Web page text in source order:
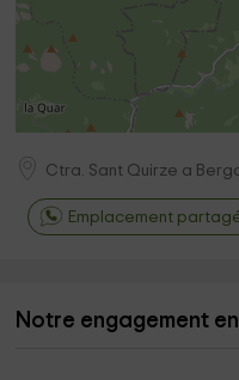
Ctra. Sant Quirze a
Emplacement
Notre engagement